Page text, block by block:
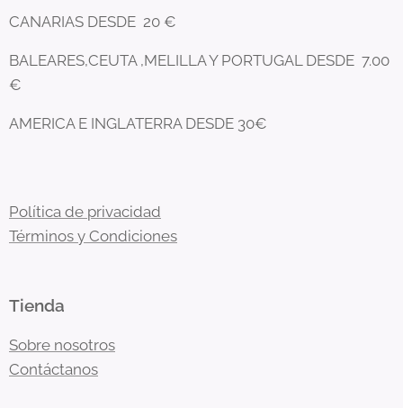
CANARIAS DESDE 20 €
BALEARES,CEUTA ,MELILLA Y PORTUGAL DESDE 7.00
€
AMERICA E INGLATERRA DESDE 30€
Política de privacidad
Términos y Condiciones
Tienda
Sobre nosotros
Contáctanos